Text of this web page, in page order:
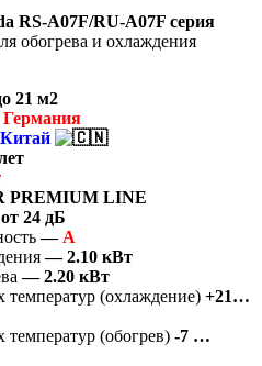
RS-A07F/RU-A07F серия
обогрева и охлаждения
21 м2
Германия
Китай
PREMIUM LINE
от 24 дБ
— A
— 2.10 кВт
— 2.20 кВт
температур (охлаждение) +21…
температур (обогрев) -7 …